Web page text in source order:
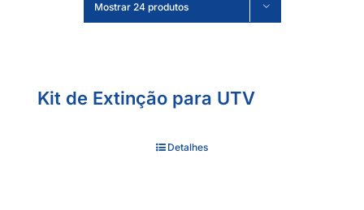
Mostrar 24 produtos
Kit de Extinção para UTV
Detalhes